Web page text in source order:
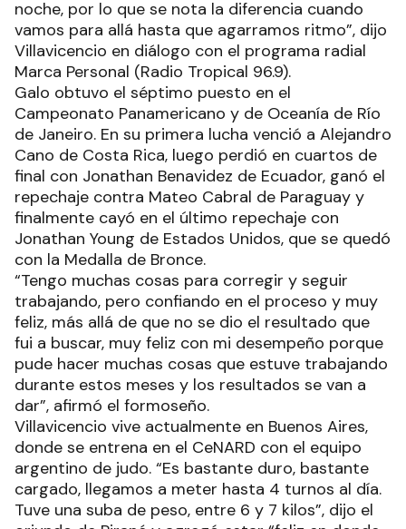
noche, por lo que se nota la diferencia cuando
vamos para allá hasta que agarramos ritmo”, dijo
Villavicencio en diálogo con el programa radial
Marca Personal (Radio Tropical 96.9).
Galo obtuvo el séptimo puesto en el
Campeonato Panamericano y de Oceanía de Río
de Janeiro. En su primera lucha venció a Alejandro
Cano de Costa Rica, luego perdió en cuartos de
final con Jonathan Benavidez de Ecuador, ganó el
repechaje contra Mateo Cabral de Paraguay y
finalmente cayó en el último repechaje con
Jonathan Young de Estados Unidos, que se quedó
con la Medalla de Bronce.
“Tengo muchas cosas para corregir y seguir
trabajando, pero confiando en el proceso y muy
feliz, más allá de que no se dio el resultado que
fui a buscar, muy feliz con mi desempeño porque
pude hacer muchas cosas que estuve trabajando
durante estos meses y los resultados se van a
dar”, afirmó el formoseño.
Villavicencio vive actualmente en Buenos Aires,
donde se entrena en el CeNARD con el equipo
argentino de judo. “Es bastante duro, bastante
cargado, llegamos a meter hasta 4 turnos al día.
Tuve una suba de peso, entre 6 y 7 kilos”, dijo el